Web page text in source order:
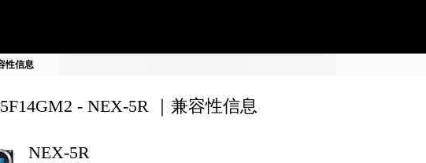
性信息
- NEX-5R ｜兼容性信息
NEX-5R